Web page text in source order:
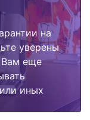
на
уверены
Вам еще
иных